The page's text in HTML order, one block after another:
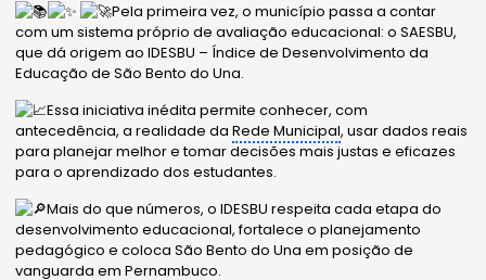
Pela primeira vez, o município passa a contar
com um sistema próprio de avaliação educacional: o SAESBU,
que dá origem ao IDESBU – Índice de Desenvolvimento da
Educação de São Bento do Una.
Essa iniciativa inédita permite conhecer, com
antecedência, a realidade daRede Municipal, usar dados reais
para planejar melhor e tomar decisões mais justas e eficazes
para o aprendizado dos estudantes.
Mais do que números, o IDESBU respeita cada etapa do
desenvolvimento educacional, fortalece o planejamento
pedagógico e coloca São Bento do Una em posição de
vanguarda em Pernambuco.